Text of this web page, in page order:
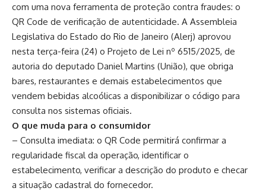
com uma nova ferramenta de proteção contra fraudes: o
QR Code de verificação de autenticidade. A Assembleia
Legislativa do Estado do Rio de Janeiro (Alerj) aprovou
nesta terça-feira (24) o Projeto de Lei nº 6515/2025, de
autoria do deputado Daniel Martins (União), que obriga
bares, restaurantes e demais estabelecimentos que
vendem bebidas alcoólicas a disponibilizar o código para
consulta nos sistemas oficiais.
O que muda para o consumidor
– Consulta imediata: o QR Code permitirá confirmar a
regularidade fiscal da operação, identificar o
estabelecimento, verificar a descrição do produto e checar
a situação cadastral do fornecedor.